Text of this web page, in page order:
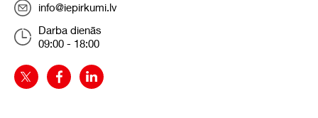
info@iepirkumi.lv
Darba dienās
09:00 - 18:00